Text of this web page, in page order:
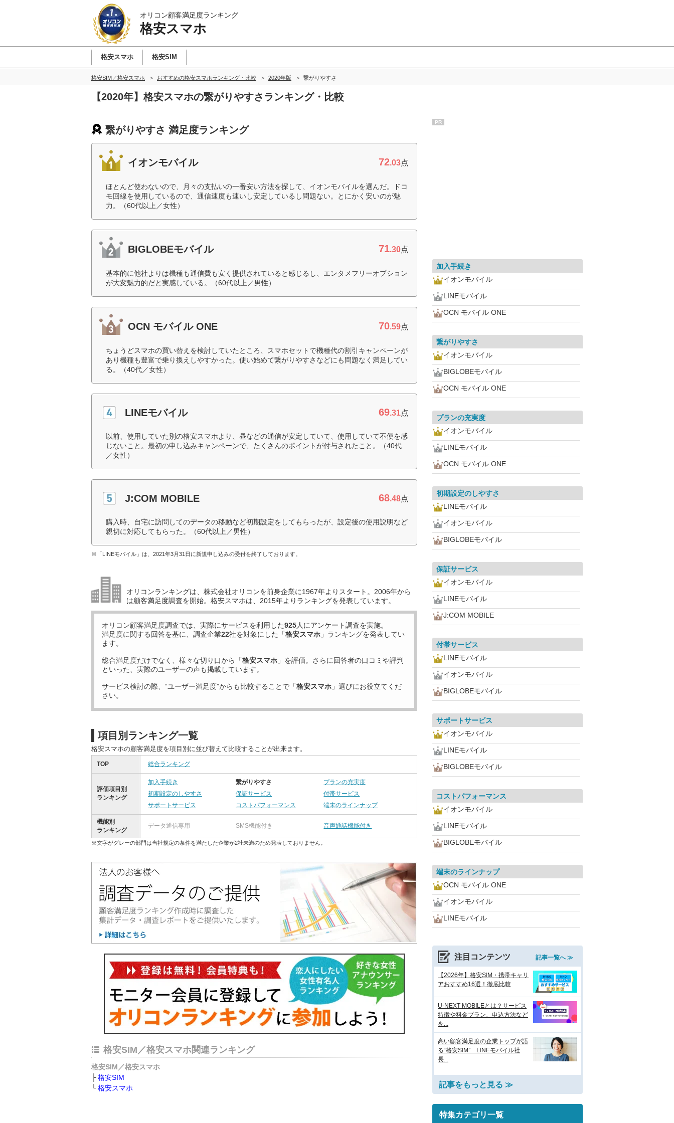
オリコン顧客満足度ランキング
格安スマホ
格安スマホ 格安SIM
格安SIM／格安スマホ おすすめの格安スマホランキング・比較 2020年版 繋がりやすさ
【2020年】格安スマホの繋がりやすさランキング・比較
繋がりやすさ 満足度ランキング
イオンモバイル 72.03点
ほとんど使わないので、月々の支払いの一番安い方法を探して、イオンモバイルを選んだ。ドコ
モ回線を使用しているので、通信速度も速いし安定しているし問題ない。とにかく安いのが魅
力。（60代以上／女性）
BIGLOBEモバイル 71.30点
基本的に他社よりは機種も通信費も安く提供されていると感じるし、エンタメフリーオプション
が大変魅力的だと実感している。（60代以上／男性）
OCN モバイル ONE 70.59点
ちょうどスマホの買い替えを検討していたところ、スマホセットで機種代の割引キャンペーンが
あり機種も豊富で乗り換えしやすかった。使い始めて繋がりやすさなどにも問題なく満足してい
る。（40代／女性）
LINEモバイル 69.31点
以前、使用していた別の格安スマホより、昼などの通信が安定していて、使用していて不便を感
じないこと。最初の申し込みキャンペーンで、たくさんのポイントが付与されたこと。（40代
／女性）
J:COM MOBILE 68.48点
購入時、自宅に訪問してのデータの移動など初期設定をしてもらったが、設定後の使用説明など
親切に対応してもらった。（60代以上／男性）
※「LINEモバイル」は、2021年3月31日に新規申し込みの受付を終了しております。
オリコンランキングは、株式会社オリコンを前身企業に1967年よりスタート。2006年から
は顧客満足度調査を開始。格安スマホは、2015年よりランキングを発表しています。
オリコン顧客満足度調査では、実際にサービスを利用した925人にアンケート調査を実施。
満足度に関する回答を基に、調査企業22社を対象にした「格安スマホ 」ランキングを発表してい
ます。
総合満足度だけでなく、様々な切り口から「格安スマホ 」を評価。さらに回答者の口コミや評判
といった、実際のユーザーの声も掲載しています。
サービス検討の際、“ユーザー満足度”からも比較することで「格安スマホ 」選びにお役立てくだ
さい。
項目別ランキング一覧
格安スマホの顧客満足度を項目別に並び替えて比較することが出来ます。
TOP 総合ランキング
評価項目別
ランキング
加入手続き 繋がりやすさ
プランの充実度
初期設定のしやすさ
保証サービス
付帯サービス
サポートサービス
コストパフォーマンス 端末のラインナップ
機能別
ランキング
データ通信専用 SMS機能付き 音声通話機能付き
※文字がグレーの部門は当社規定の条件を満たした企業が2社未満のため発表しておりません。
格安SIM／格安スマホ関連ランキング
格安SIM／格安スマホ
格安SIM
格安スマホ
PR
加入手続き
イオンモバイル
LINEモバイル
OCN モバイル ONE
繋がりやすさ
イオンモバイル
BIGLOBEモバイル
OCN モバイル ONE
プランの充実度
イオンモバイル
LINEモバイル
OCN モバイル ONE
初期設定のしやすさ
LINEモバイル
イオンモバイル
BIGLOBEモバイル
保証サービス
イオンモバイル
LINEモバイル
J:COM MOBILE
付帯サービス
LINEモバイル
イオンモバイル
BIGLOBEモバイル
サポートサービス
イオンモバイル
LINEモバイル
BIGLOBEモバイル
コストパフォーマンス
イオンモバイル
LINEモバイル
BIGLOBEモバイル
端末のラインナップ
OCN モバイル ONE
イオンモバイル
LINEモバイル
注目コンテンツ 記事一覧へ ≫
【2026年】格安SIM・携帯キャリ
アおすすめ16選！徹底比較
U-NEXT MOBILEとは？サービス
特徴や料金プラン、申込方法など
を...
高い顧客満足度の企業トップが語
る“格安SIM” LINEモバイル社
長...
記事をもっと見る ≫
特集カテゴリ一覧